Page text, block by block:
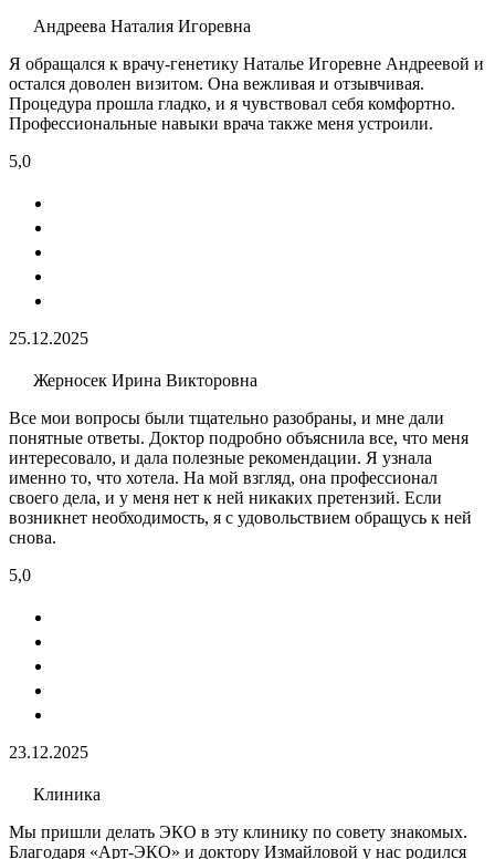
Андреева Наталия Игоревна
Я обращался к врачу-генетику Наталье Игоревне Андреевой и
остался доволен визитом. Она вежливая и отзывчивая.
Процедура прошла гладко, и я чувствовал себя комфортно.
Профессиональные навыки врача также меня устроили.
5,0
25.12.2025
Жерносек Ирина Викторовна
Все мои вопросы были тщательно разобраны, и мне дали
понятные ответы. Доктор подробно объяснила все, что меня
интересовало, и дала полезные рекомендации. Я узнала
именно то, что хотела. На мой взгляд, она профессионал
своего дела, и у меня нет к ней никаких претензий. Если
возникнет необходимость, я с удовольствием обращусь к ней
снова.
5,0
23.12.2025
Клиника
Мы пришли делать ЭКО​ в эту клинику по совету знакомых.
Благодаря «Арт-ЭКО» и доктору Измайловой у нас родился